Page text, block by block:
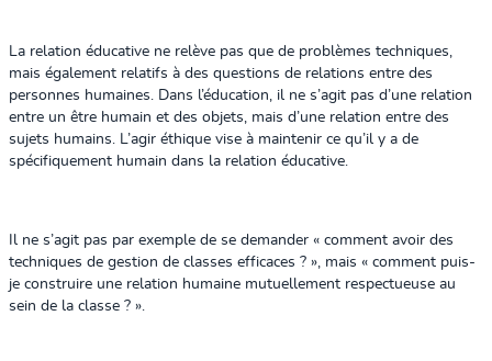
La relation éducative ne relève pas que de problèmes techniques,
mais également relatifs à des questions de relations entre des
personnes humaines. Dans l’éducation, il ne s’agit pas d’une relation
entre un être humain et des objets, mais d’une relation entre des
sujets humains. L’agir éthique vise à maintenir ce qu’il y a de
spécifiquement humain dans la relation éducative.
Il ne s’agit pas par exemple de se demander « comment avoir des
techniques de gestion de classes efficaces ? », mais « comment puis-
je construire une relation humaine mutuellement respectueuse au
sein de la classe ? ».